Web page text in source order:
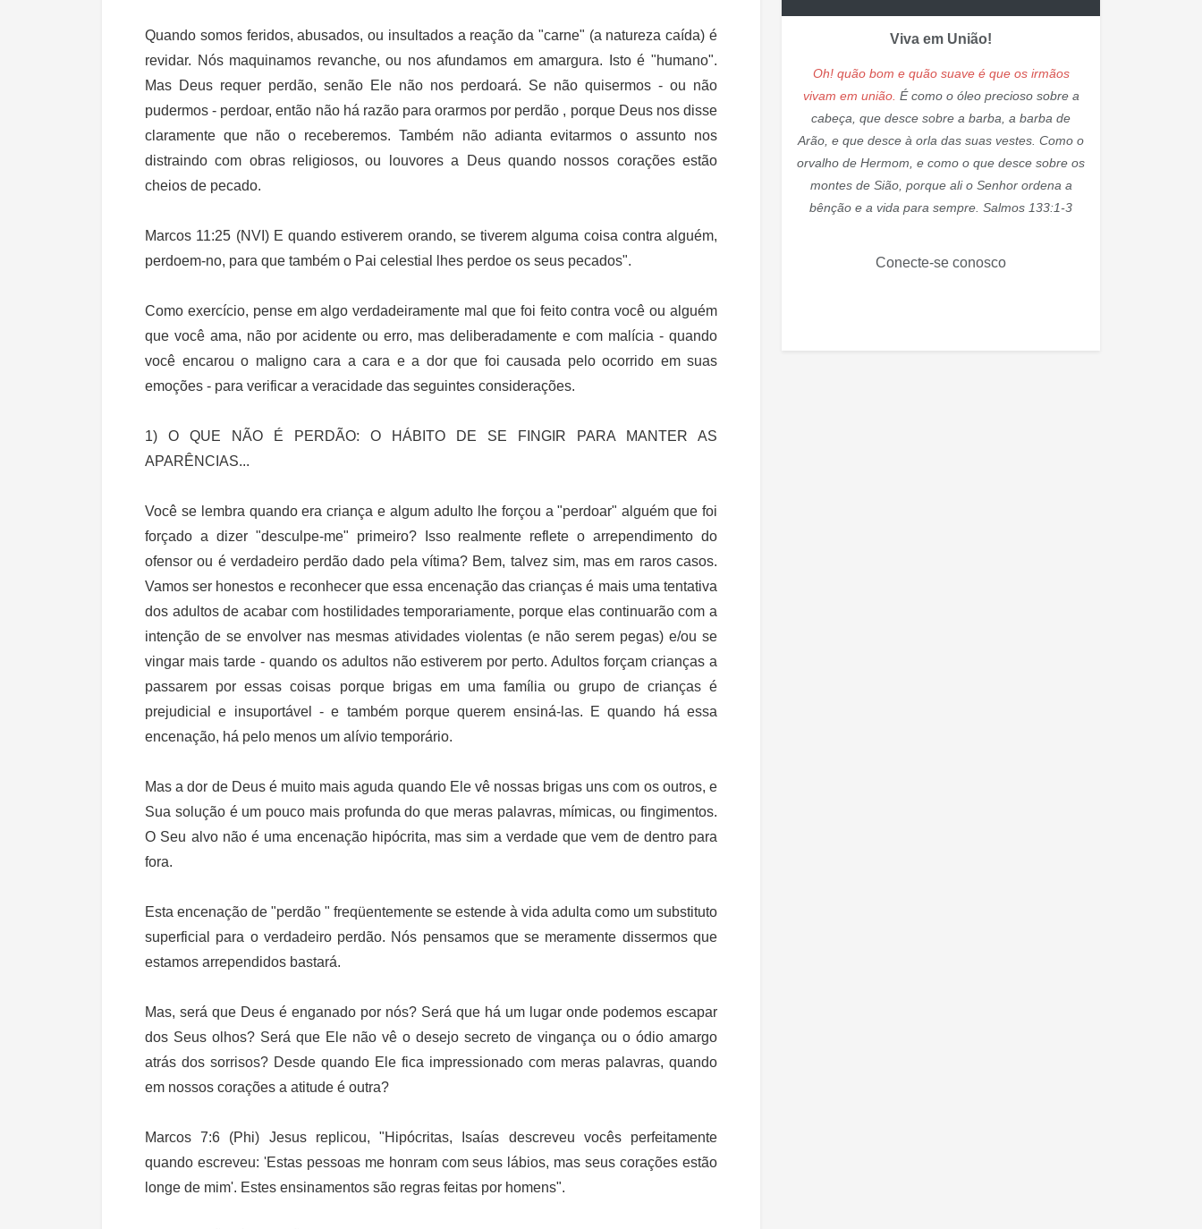
Quando somos feridos, abusados, ou insultados a reação da "carne" (a natureza caída) é
revidar. Nós maquinamos revanche, ou nos afundamos em amargura. Isto é "humano".
Mas Deus requer perdão, senão Ele não nos perdoará. Se não quisermos - ou não
pudermos - perdoar, então não há razão para orarmos por perdão , porque Deus nos disse
claramente que não o receberemos. Também não adianta evitarmos o assunto nos
distraindo com obras religiosos, ou louvores a Deus quando nossos corações estão
cheios de pecado.
Marcos 11:25 (NVI) E quando estiverem orando, se tiverem alguma coisa contra alguém,
perdoem-no, para que também o Pai celestial lhes perdoe os seus pecados".
Como exercício, pense em algo verdadeiramente mal que foi feito contra você ou alguém
que você ama, não por acidente ou erro, mas deliberadamente e com malícia - quando
você encarou o maligno cara a cara e a dor que foi causada pelo ocorrido em suas
emoções - para verificar a veracidade das seguintes considerações.
1) O QUE NÃO É PERDÃO: O HÁBITO DE SE FINGIR PARA MANTER AS
APARÊNCIAS...
Você se lembra quando era criança e algum adulto lhe forçou a "perdoar" alguém que foi
forçado a dizer "desculpe-me" primeiro? Isso realmente reflete o arrependimento do
ofensor ou é verdadeiro perdão dado pela vítima? Bem, talvez sim, mas em raros casos.
Vamos ser honestos e reconhecer que essa encenação das crianças é mais uma tentativa
dos adultos de acabar com hostilidades temporariamente, porque elas continuarão com a
intenção de se envolver nas mesmas atividades violentas (e não serem pegas) e/ou se
vingar mais tarde - quando os adultos não estiverem por perto. Adultos forçam crianças a
passarem por essas coisas porque brigas em uma família ou grupo de crianças é
prejudicial e insuportável - e também porque querem ensiná-las. E quando há essa
encenação, há pelo menos um alívio temporário.
Mas a dor de Deus é muito mais aguda quando Ele vê nossas brigas uns com os outros, e
Sua solução é um pouco mais profunda do que meras palavras, mímicas, ou fingimentos.
O Seu alvo não é uma encenação hipócrita, mas sim a verdade que vem de dentro para
fora.
Esta encenação de "perdão " freqüentemente se estende à vida adulta como um substituto
superficial para o verdadeiro perdão. Nós pensamos que se meramente dissermos que
estamos arrependidos bastará.
Mas, será que Deus é enganado por nós? Será que há um lugar onde podemos escapar
dos Seus olhos? Será que Ele não vê o desejo secreto de vingança ou o ódio amargo
atrás dos sorrisos? Desde quando Ele fica impressionado com meras palavras, quando
em nossos corações a atitude é outra?
Marcos 7:6 (Phi) Jesus replicou, "Hipócritas, Isaías descreveu vocês perfeitamente
quando escreveu: 'Estas pessoas me honram com seus lábios, mas seus corações estão
longe de mim'. Estes ensinamentos são regras feitas por homens".
Viva em União!
Oh! quão bom e quão suave é que os irmãos
vivam em união. É como o óleo precioso sobre a
cabeça, que desce sobre a barba, a barba de
Arão, e que desce à orla das suas vestes. Como o
orvalho de Hermom, e como o que desce sobre os
montes de Sião, porque ali o Senhor ordena a
bênção e a vida para sempre. Salmos 133:1-3
Conecte-se conosco